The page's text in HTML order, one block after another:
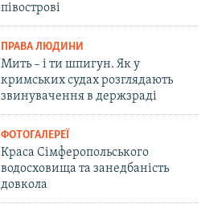
півострові
ПРАВА ЛЮДИНИ
Мить – і ти шпигун. Як у
кримських судах розглядають
звинувачення в держзраді
ФОТОГАЛЕРЕЇ
Краса Сімферопольського
водосховища та занедбаність
довкола